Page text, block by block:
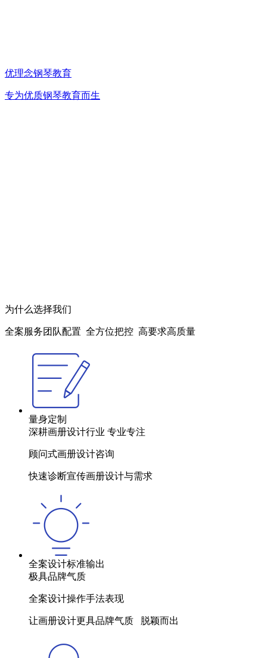
优理念钢琴教育
专为优质钢琴教育而生
为什么选择我们
全案服务团队配置 全方位把控 高要求高质量
量身定制
深耕画册设计行业 专业专注
顾问式画册设计咨询
快速诊断宣传画册设计与需求
全案设计标准输出
极具品牌气质
全案设计操作手法表现
让画册设计更具品牌气质 脱颖而出